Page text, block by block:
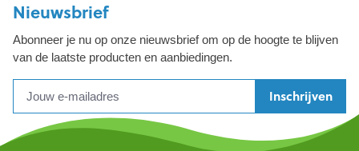
Nieuwsbrief
Abonneer je nu op onze nieuwsbrief om op de hoogte te blijven
van de laatste producten en aanbiedingen.
Inschrijven